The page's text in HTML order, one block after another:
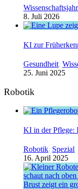
8. Juli 2026
KI zur
Gesundheit,
25. Juni 2025
Robotik
KI in der Pflege:
Robotik, Spezial
16. April 2025